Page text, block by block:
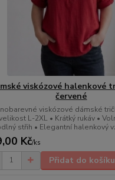
viskózové halenkové
červené
viskózové dámské
L-2XL • Krátký rukáv •
střih • Elegantní halenkový
Kč/ks
Přidat do košíku